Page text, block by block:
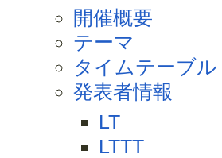
開催概要
テーマ
タイムテーブル
発表者情報
LT
LTTT